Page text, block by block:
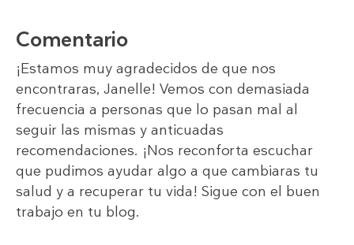
Comentario
¡Estamos muy agradecidos de que nos
encontraras, Janelle! Vemos con demasiada
frecuencia a personas que lo pasan mal al
seguir las mismas y anticuadas
recomendaciones. ¡Nos reconforta escuchar
que pudimos ayudar algo a que cambiaras tu
salud y a recuperar tu vida! Sigue con el buen
trabajo en tu blog.